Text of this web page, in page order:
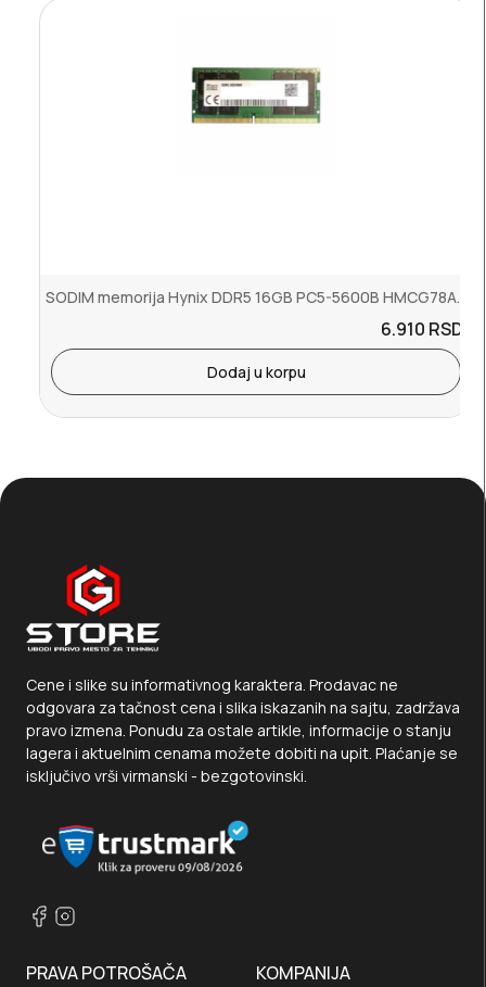
SODIM memorija Hynix DDR5 16GB PC5-5600B HMCG78AGBSA095N AA - Bulk
6.910 RSD.
Dodaj u korpu
Cene i slike su informativnog karaktera. Prodavac ne
odgovara za tačnost cena i slika iskazanih na sajtu, zadržava
pravo izmena. Ponudu za ostale artikle, informacije o stanju
lagera i aktuelnim cenama možete dobiti na upit. Plaćanje se
isključivo vrši virmanski - bezgotovinski.
PRAVA POTROŠAČA KOMPANIJA